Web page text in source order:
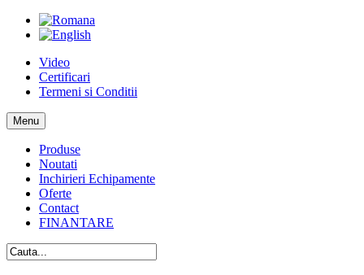
Video
Certificari
Termeni si Conditii
Menu
Produse
Noutati
Inchirieri Echipamente
Oferte
Contact
FINANTARE